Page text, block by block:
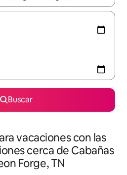
Buscar
vacaciones con las
cerca de Cabañas
Forge, TN